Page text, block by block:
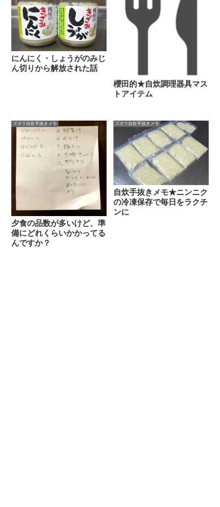
にんにく・しょうがのみじ
ん切りから解放された話
櫻田的★自炊調理器具マス
トアイテム
ズボラ自炊手抜きメモ
夕食の品数が多いけど、準
備にどれくらいかかってる
んですか？
ズボラ自炊手抜きメモ
自炊手抜きメモ★ニンニク
の冷凍保存で毎日をラクチ
ンに